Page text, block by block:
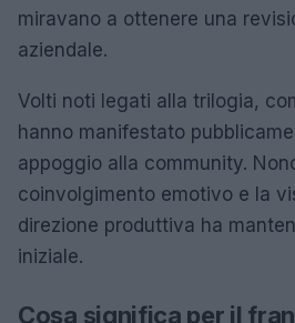
miravano a ottenere una
aziendale.
Volti noti legati alla trilogia,
hanno manifestato
appoggio alla community.
coinvolgimento emotivo e la
direzione produttiva ha
iniziale.
Cosa significa per il